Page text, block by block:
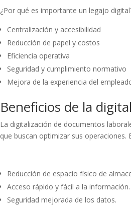
¿Por qué es importante un legajo
Centralización y accesibilidad
Reducción de papel y costos
Eficiencia operativa
Seguridad y cumplimiento normativo
Mejora de la experiencia del
Beneficios de la
La digitalización de documentos
que buscan optimizar sus
Reducción de espacio físico de
Acceso rápido y fácil a la información.
Seguridad mejorada de los datos.